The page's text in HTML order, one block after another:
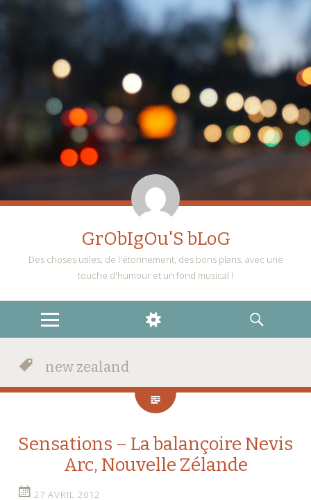
GrObIgOu'S bLoG
Des choses utiles, de l'étonnement, des bons plans, avec une
touche d'humour et un fond musical !
MENU
WIDGETS
RECHERCHE
new zealand
Sensations – La balançoire Nevis
Arc, Nouvelle Zélande
27 AVRIL 2012